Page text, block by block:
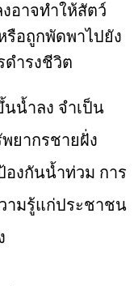
อาจทำให้สัตว์
อถูกพัดพาไปยัง
ดำรงชีวิต
น้ำลง จำเป็น
ยากรชายฝั่ง
องกันน้ำท่วม การ
ามรู้แก่ประชาชน